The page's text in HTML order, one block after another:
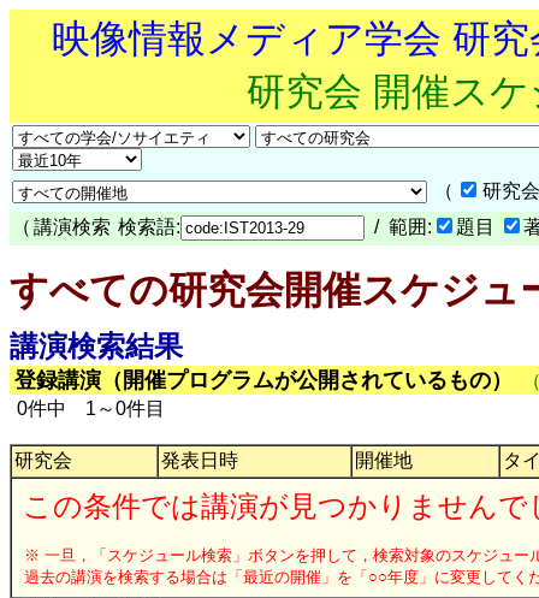
映像情報メディア学会 研
研究会 開催ス
（
研究
（ 講演検索 検索語: / 範囲: 題目
すべての研究会開催スケジュ
講演検索結果
登録講演（開催プログラムが公開されているもの）
0件中 1～0件目
研究会 発表日時 開催地 タ
この条件では講演が見つかりませんで
※ 一旦，「スケジュール検索」ボタンを押して，検索対象のスケジュー
過去の講演を検索する場合は「最近の開催」を「○○年度」に変更してく